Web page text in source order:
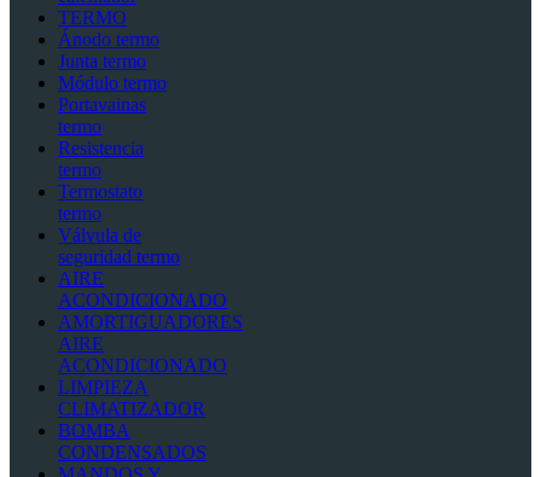
TERMO
Ánodo termo
Junta termo
Módulo termo
Portavainas
termo
Resistencia
termo
Termostato
termo
Válvula de
seguridad termo
AIRE
ACONDICIONADO
AMORTIGUADORES
AIRE
ACONDICIONADO
LIMPIEZA
CLIMATIZADOR
BOMBA
CONDENSADOS